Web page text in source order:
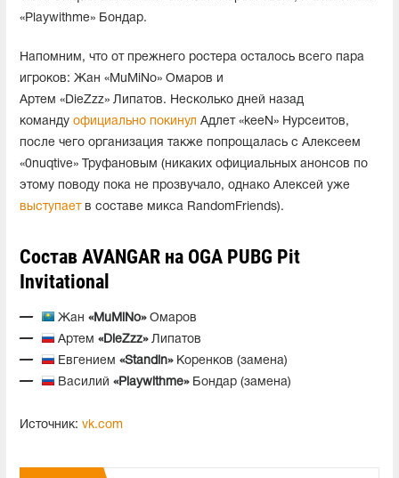
«Playwithme» Бондар.
Напомним, что от прежнего ростера осталось всего пара
игроков: Жан «MuMiNo» Омаров и
Артем «DieZzz» Липатов. Несколько дней назад
команду официально покинул Адлет «keeN» Нурсеитов,
после чего организация также попрощалась с Алексеем
«0nuqtive» Труфановым (никаких официальных анонсов по
этому поводу пока не прозвучало, однако Алексей уже
выступаетв составе микса RandomFriends).
Состав AVANGAR на OGA PUBG Pit
Invitational
Жан «MuMiNo»Омаров
Артем «DieZzz»Липатов
Евгением «Standin»Коренков (замена)
Василий «Playwithme»Бондар (замена)
Источник: vk.com